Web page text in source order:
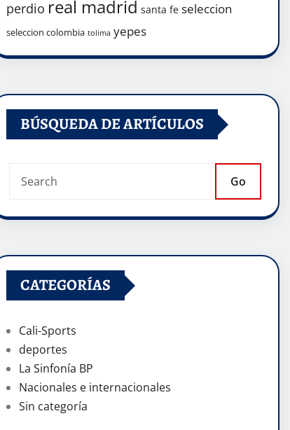
perdio real madrid santa fe seleccion
seleccion colombia tolima yepes
BÚSQUEDA DE ARTÍCULOS
Go
CATEGORÍAS
Cali-Sports
deportes
La Sinfonía BP
Nacionales e internacionales
Sin categoría